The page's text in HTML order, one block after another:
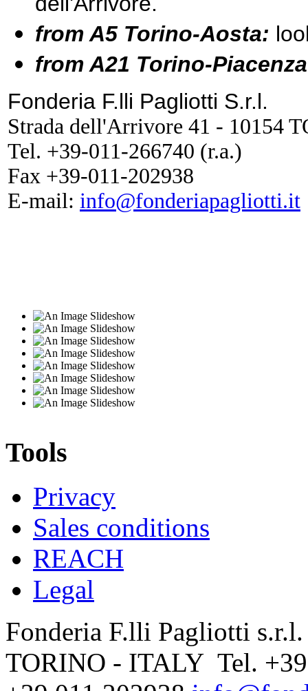
from A5 Torino-Aosta:
from A21 Torino-
Fonderia F.lli Pagliotti S.r.l.
Strada dell'Arrivore 41 - 10154
Tel. +39-011-266740 (r.a.)
Fax +39-011-202938
E-mail: info@fonderiapagliotti.it
Tools
Privacy
Sales conditions
REACH
Legal
Fonderia F.lli Pagliotti
TORINO - ITALY Tel.